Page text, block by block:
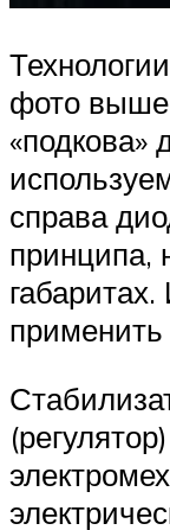
фото
«подкова»
справа
принципа,